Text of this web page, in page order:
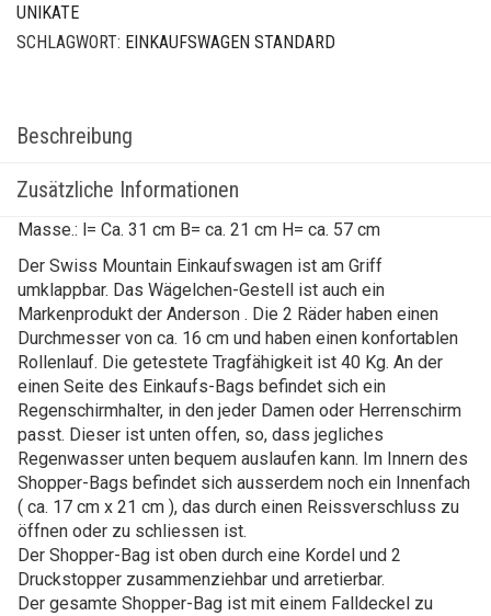
UNIKATE
SCHLAGWORT: EINKAUFSWAGEN STANDARD
Beschreibung
Zusätzliche Informationen
Masse.: l= Ca. 31 cm B= ca. 21 cm H= ca. 57 cm
Der Swiss Mountain Einkaufswagen ist am Griff
umklappbar. Das Wägelchen-Gestell ist auch ein
Markenprodukt der Anderson . Die 2 Räder haben einen
Durchmesser von ca. 16 cm und haben einen konfortablen
Rollenlauf. Die getestete Tragfähigkeit ist 40 Kg. An der
einen Seite des Einkaufs-Bags befindet sich ein
Regenschirmhalter, in den jeder Damen oder Herrenschirm
passt. Dieser ist unten offen, so, dass jegliches
Regenwasser unten bequem auslaufen kann. Im Innern des
Shopper-Bags befindet sich ausserdem noch ein Innenfach
( ca. 17 cm x 21 cm ), das durch einen Reissverschluss zu
öffnen oder zu schliessen ist.
Der Shopper-Bag ist oben durch eine Kordel und 2
Druckstopper zusammenziehbar und arretierbar.
Der gesamte Shopper-Bag ist mit einem Falldeckel zu